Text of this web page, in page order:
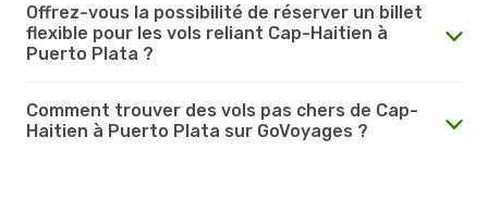
Offrez-vous la possibilité de réserver un billet
flexible pour les vols reliant Cap-Haitien à
Puerto Plata ?
Comment trouver des vols pas chers de Cap-
Haitien à Puerto Plata sur GoVoyages ?